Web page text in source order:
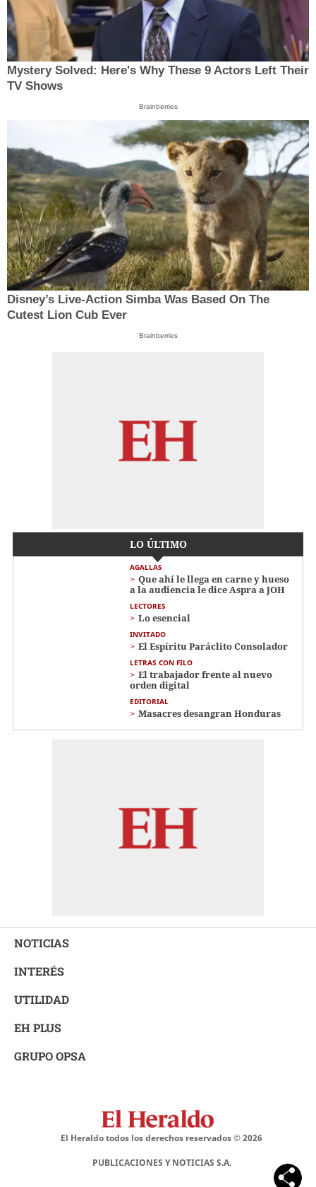
Mystery Solved: Here's Why These 9 Actors Left Their
TV Shows
Brainberries
Disney’s Live-Action Simba Was Based On The
Cutest Lion Cub Ever
Brainberries
LO ÚLTIMO
AGALLAS
Que ahí le llega en carne y hueso
a la audiencia le dice Aspra a JOH
LECTORES
Lo esencial
INVITADO
El Espíritu Paráclito Consolador
LETRAS CON FILO
El trabajador frente al nuevo
orden digital
EDITORIAL
Masacres desangran Honduras
NOTICIAS
INTERÉS
UTILIDAD
EH PLUS
GRUPO OPSA
El Heraldo todos los derechos reservados ©2026
PUBLICACIONES Y NOTICIAS S.A.